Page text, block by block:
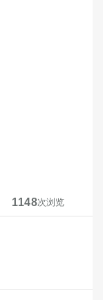
1148次浏览